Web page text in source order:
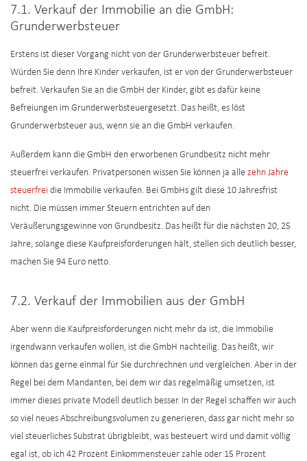
7.1. Verkauf der Immobilie an die GmbH:
Grunderwerbsteuer
Erstens ist dieser Vorgang nicht von der Grunderwerbsteuer befreit.
Würden Sie denn Ihre Kinder verkaufen, ist er von der Grunderwerbsteuer
befreit. Verkaufen Sie an die GmbH der Kinder, gibt es dafür keine
Befreiungen im Grunderwerbsteuergesetzt. Das heißt, es löst
Grunderwerbsteuer aus, wenn sie an die GmbH verkaufen.
Außerdem kann die GmbH den erworbenen Grundbesitz nicht mehr
steuerfrei verkaufen. Privatpersonen wissen Sie können ja alle zehn Jahre
steuerfrei die Immobilie verkaufen. Bei GmbHs gilt diese 10 Jahresfrist
nicht. Die müssen immer Steuern entrichten auf den
Veräußerungsgewinne von Grundbesitz. Das heißt für die nächsten 20, 25
Jahre, solange diese Kaufpreisforderungen hält, stellen sich deutlich besser,
machen Sie 94 Euro netto.
7.2. Verkauf der Immobilien aus der GmbH
Aber wenn die Kaufpreisforderungen nicht mehr da ist, die Immobilie
irgendwann verkaufen wollen, ist die GmbH nachteilig. Das heißt, wir
können das gerne einmal für Sie durchrechnen und vergleichen. Aber in der
Regel bei dem Mandanten, bei dem wir das regelmäßig umsetzen, ist
immer dieses private Modell deutlich besser. In der Regel schaffen wir auch
so viel neues Abschreibungsvolumen zu generieren, dass gar nicht mehr so
viel steuerliches Substrat übrigbleibt, was besteuert wird und damit völlig
egal ist, ob ich 42 Prozent Einkommensteuer zahle oder 15 Prozent